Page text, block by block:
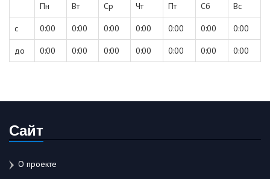
Пн Вт Ср Чт Пт Сб Вс
с 0:00 0:00 0:00 0:00 0:00 0:00 0:00
до 0:00 0:00 0:00 0:00 0:00 0:00 0:00
Сайт
О проекте